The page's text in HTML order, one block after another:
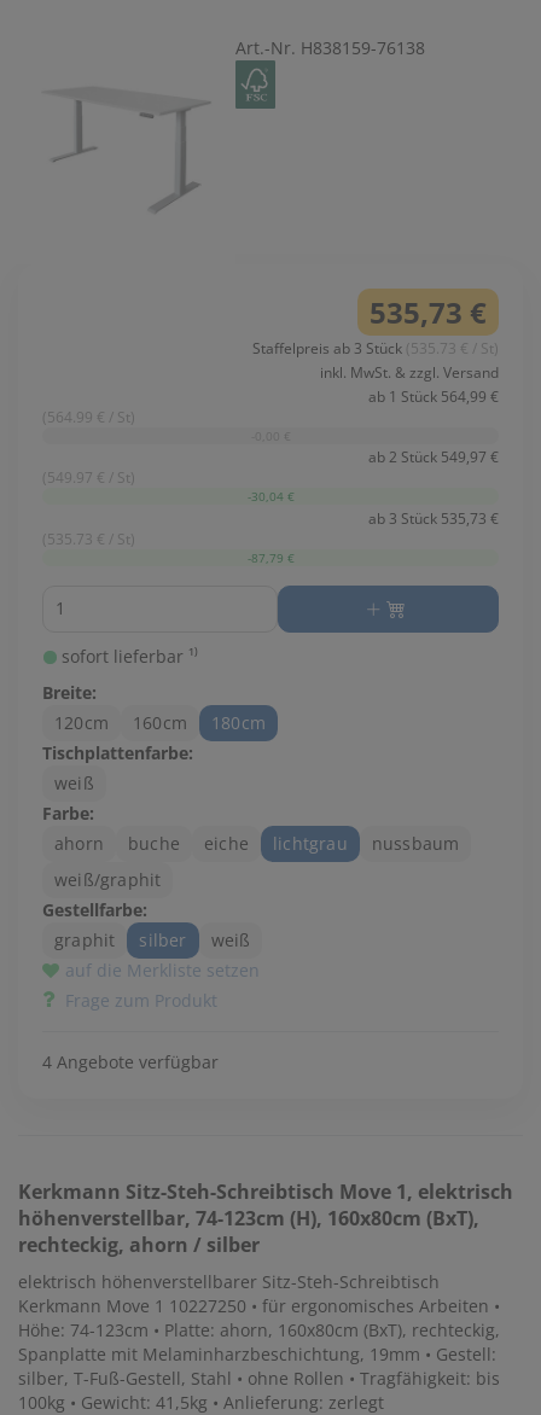
Art.-Nr. H838159-76138
535,73 €
Staffelpreis ab 3 Stück (535.73 € / St)
inkl. MwSt. & zzgl. Versand
ab 1 Stück 564,99 €
(564.99 € / St)
ab 2 Stück 549,97 €
(549.97 € / St)
-30,04 €
ab 3 Stück 535,73 €
(535.73 € / St)
-87,79 €
sofort lieferbar ¹⁾
Breite:
120cm
160cm
180cm
Tischplattenfarbe:
weiß
Farbe:
ahorn
buche eiche lichtgrau
nussbaum
weiß/graphit
Gestellfarbe:
graphit
silber
weiß
auf die Merkliste setzen
Frage zum Produkt
4 Angebote verfügbar
Kerkmann Sitz-Steh-Schreibtisch Move 1, elektrisch
höhenverstellbar, 74-123cm (H), 160x80cm (BxT),
rechteckig, ahorn / silber
elektrisch höhenverstellbarer Sitz-Steh-Schreibtisch
Kerkmann Move 1 10227250 • für ergonomisches Arbeiten •
Höhe: 74-123cm • Platte: ahorn, 160x80cm (BxT), rechteckig,
Spanplatte mit Melaminharzbeschichtung, 19mm • Gestell:
silber, T-Fuß-Gestell, Stahl • ohne Rollen • Tragfähigkeit: bis
100kg • Gewicht: 41,5kg • Anlieferung: zerlegt